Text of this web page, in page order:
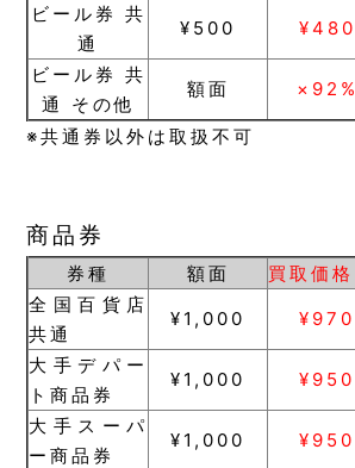
ビール券 共
通
¥500 ¥480
ビール券 共
通 その他
額面 ×92%
※共通券以外は取扱不可
商品券
券種 額面 買取価格
全国百貨店
共通
¥1,000 ¥970
大手デパー
ト商品券
¥1,000 ¥950
大手スーパ
ー商品券
¥1,000 ¥950